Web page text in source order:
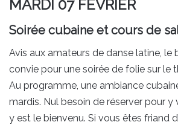
MARDI 07 FÉVRIER
Soirée cubaine et cours de
Avis aux amateurs de danse latine, le
convie pour une soirée de folie sur le
Au programme, une ambiance
mardis. Nul besoin de réserver pour y
y est le bienvenu. Si vous êtes friand